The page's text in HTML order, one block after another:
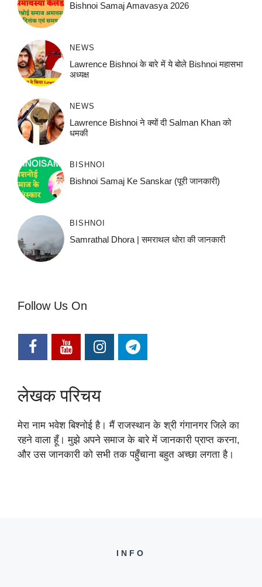
Bishnoi Samaj Amavasya 2026
NEWS
Lawrence Bishnoi के बारे में ये बोले Bishnoi महासभा
अध्यक्ष
NEWS
Lawrence Bishnoi ने क्यों दी Salman Khan को
धमकी
BISHNOI
Bishnoi Samaj Ke Sanskar (पूरी जानकारी)
BISHNOI
Samrathal Dhora | समराथल धोरा की जानकारी
Follow Us On
लेखक परिचय
मेरा नाम भवेश बिश्नोई है। मैं राजस्थान के श्री गंगानगर जिले का
रहने वाला हूँ। मुझे अपने समाज के बारे में जानकारी प्राप्त करना,
और उस जानकारी को सभी तक पहुँचाना बहुत अच्छा लगता है।
INFO